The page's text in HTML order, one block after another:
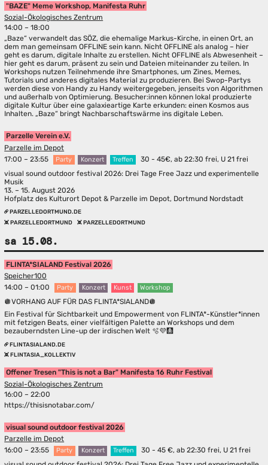
"BAZE" Meme Workshop, Manifesta Ruhr
Sozial-Ökologisches Zentrum
14:00 – 18:00
„Baze“ verwandelt das SÖZ, die ehemalige Markus-Kirche, in einen Ort, an
dem man gemeinsam OFFLINE sein kann. Nicht OFFLINE als analog – hier
geht es darum, digitale Inhalte zu erstellen. Nicht OFFLINE als Abwesenheit –
hier geht es darum, präsent zu sein und Dateien miteinander zu teilen. In
Workshops nutzen Teilnehmende ihre Smartphones, um Zines, Memes,
Tutorials und anderes digitales Material zu produzieren. Bei Swop-Partys
werden diese von Handy zu Handy weitergegeben, jenseits von Algorithmen
und außerhalb von Optimierung. Besucher:innen können lokal produzierte
digitale Kultur über eine galaxieartige Karte erkunden: einen Kosmos aus
Inhalten. „Baze“ bringt Nachbarschaftswärme ins digitale Leben.
Parzelle Verein e.V.
Parzelle im Depot
17:00 – 23:55
Party Konzert Treffen
30 - 45€, ab 22:30 frei, U 21 frei
visual sound outdoor festival 2026: Drei Tage Free Jazz und experimentelle
Musik
13. – 15. August 2026
Hofplatz des Kulturort Depot & Parzelle im Depot, Dortmund Nordstadt
PARZELLEDORTMUND.DE
PARZELLEDORTMUND
PARZELLEDORTMUND
sa 15.08.
FLINTA*SIALAND Festival 2026
Speicher100
14:00 – 01:00
Party Konzert Kunst Workshop
🪩VORHANG AUF FÜR DAS FLINTA*SIALAND🪩
Ein Festival für Sichtbarkeit und Empowerment von FLINTA*-Künstler*innen
mit fetzigen Beats, einer vielfältigen Palette an Workshops und dem
bezauberndsten Line-up der irdischen Welt 🫧💜🩻
FLINTASIALAND.DE
FLINTASIA_KOLLEKTIV
Offener Tresen "This is not a Bar" Manifesta 16 Ruhr Festival
Sozial-Ökologisches Zentrum
16:00 – 22:00
https://thisisnotabar.com/
visual sound outdoor festival 2026
Parzelle im Depot
16:00 – 23:55
Party Konzert Treffen
30 - 45 €, ab 22:30 frei, U 21 frei